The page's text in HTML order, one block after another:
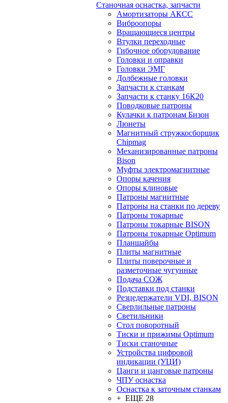
Станочная оснастка, запчасти
Амортизаторы АКСС
Виброопоры
Вращающиеся центры
Втулки переходные
Гибочное оборудование
Головки и оправки
Головки ЭМГ
Долбежные головки
Запчасти к станкам
Запчасти к станку 16К20
Поводковые патроны
Кулачки к патронам Бизон
Люнеты
Магнитный стружкосборщик
Chipmag
Механизированные патроны
Bison
Муфты электромагнитные
Опоры качения
Опоры клиновые
Патроны магнитные
Патроны на станки по дереву
Патроны токарные
Патроны токарные BISON
Патроны токарные Optimum
Планшайбы
Плиты магнитные
Плиты поверочные и
разметочные чугунные
Подача СОЖ
Подставки под станки
Резцедержатели VDI, BISON
Сверлильные патроны
Светильники
Стол поворотный
Тиски и прижимы Optimum
Тиски станочные
Устройства цифровой
индикации (УЦИ)
Цанги и цанговые патроны
ЧПУ оснастка
Оснастка к заточным станкам
+ ЕЩЕ 28